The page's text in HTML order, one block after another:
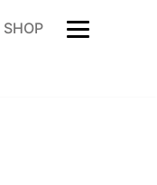
SHOP